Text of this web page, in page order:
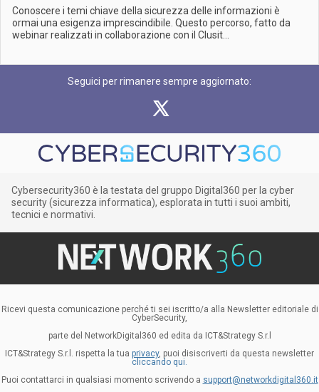
Conoscere i temi chiave della sicurezza delle informazioni è
ormai una esigenza imprescindibile. Questo percorso, fatto da
webinar realizzati in collaborazione con il Clusit...
Seguici per rimanere sempre aggiornato:
Cybersecurity360 è la testata del gruppo Digital360 per la cyber
security (sicurezza informatica), esplorata in tutti i suoi ambiti,
tecnici e normativi.
Ricevi questa comunicazione perché ti sei iscritto/a alla Newsletter editoriale di
CyberSecurity,
parte del NetworkDigital360 ed edita da ICT&Strategy S.r.l
ICT&Strategy S.r.l. rispetta la tua privacy, puoi disiscriverti da questa newsletter
cliccando qui.
Puoi contattarci in qualsiasi momento scrivendo a support@networkdigital360.it